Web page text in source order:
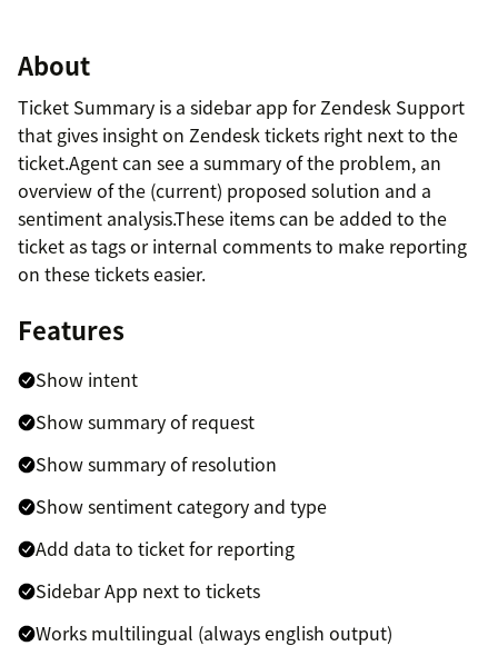
About
Ticket Summary is a sidebar app for Zendesk Support
that gives insight on Zendesk tickets right next to the
ticket.Agent can see a summary of the problem, an
overview of the (current) proposed solution and a
sentiment analysis.These items can be added to the
ticket as tags or internal comments to make reporting
on these tickets easier.
Features
Show intent
Show summary of request
Show summary of resolution
Show sentiment category and type
Add data to ticket for reporting
Sidebar App next to tickets
Works multilingual (always english output)